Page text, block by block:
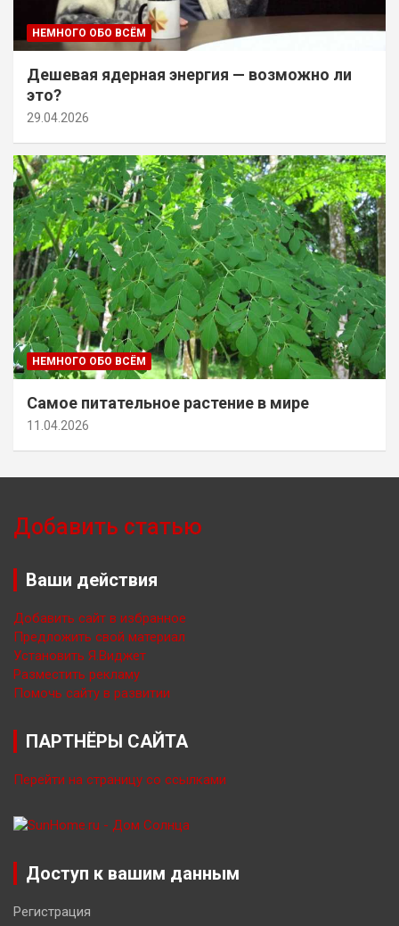
НЕМНОГО ОБО ВСЁМ
Дешевая ядерная энергия — возможно ли
это?
29.04.2026
НЕМНОГО ОБО ВСЁМ
Самое питательное растение в мире
11.04.2026
Добавить статью
Ваши действия
Добавить сайт в избранное
Предложить свой материал
Установить Я.Виджет
Разместить рекламу
Помочь сайту в развитии
ПАРТНЁРЫ САЙТА
Перейти на страницу со ссылками
Доступ к вашим данным
Регистрация